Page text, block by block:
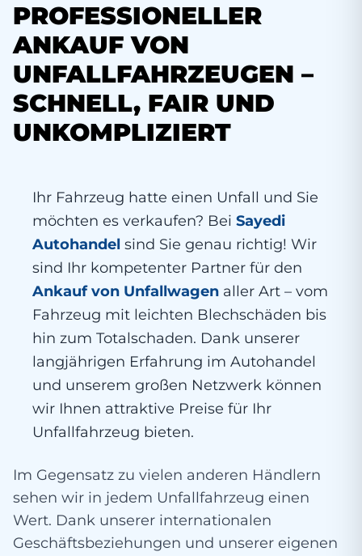
PROFESSIONELLER
ANKAUF VON
UNFALLFAHRZEUGEN –
SCHNELL, FAIR UND
UNKOMPLIZIERT
Ihr Fahrzeug hatte einen Unfall und Sie
möchten es verkaufen? Bei Sayedi
Autohandel sind Sie genau richtig! Wir
sind Ihr kompetenter Partner für den
Ankauf von Unfallwagen aller Art – vom
Fahrzeug mit leichten Blechschäden bis
hin zum Totalschaden. Dank unserer
langjährigen Erfahrung im Autohandel
und unserem großen Netzwerk können
wir Ihnen attraktive Preise für Ihr
Unfallfahrzeug bieten.
Im Gegensatz zu vielen anderen Händlern
sehen wir in jedem Unfallfahrzeug einen
Wert. Dank unserer internationalen
Geschäftsbeziehungen und unserer eigenen